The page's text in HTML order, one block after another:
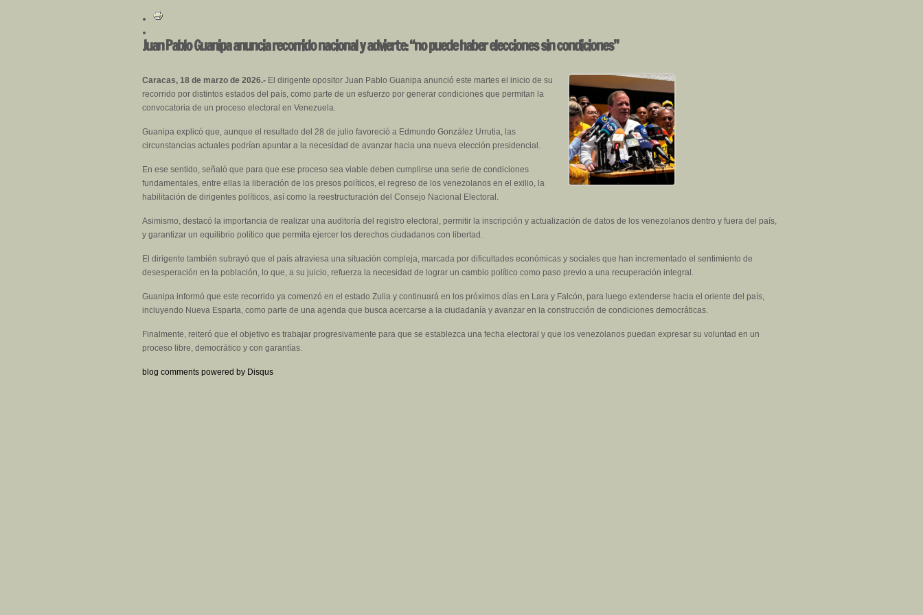
Juan Pablo Guanipa anuncia recorrido nacional y advierte: “no puede haber elecciones sin condiciones”
Caracas, 18 de marzo de 2026.- El dirigente opositor Juan Pablo Guanipa anunció este martes el inicio de su
recorrido por distintos estados del país, como parte de un esfuerzo por generar condiciones que permitan la
convocatoria de un proceso electoral en Venezuela.
Guanipa explicó que, aunque el resultado del 28 de julio favoreció a Edmundo González Urrutia, las
circunstancias actuales podrían apuntar a la necesidad de avanzar hacia una nueva elección presidencial.
En ese sentido, señaló que para que ese proceso sea viable deben cumplirse una serie de condiciones
fundamentales, entre ellas la liberación de los presos políticos, el regreso de los venezolanos en el exilio, la
habilitación de dirigentes políticos, así como la reestructuración del Consejo Nacional Electoral.
Asimismo, destacó la importancia de realizar una auditoría del registro electoral, permitir la inscripción y actualización de datos de los venezolanos dentro y fuera del país,
y garantizar un equilibrio político que permita ejercer los derechos ciudadanos con libertad.
El dirigente también subrayó que el país atraviesa una situación compleja, marcada por dificultades económicas y sociales que han incrementado el sentimiento de
desesperación en la población, lo que, a su juicio, refuerza la necesidad de lograr un cambio político como paso previo a una recuperación integral.
Guanipa informó que este recorrido ya comenzó en el estado Zulia y continuará en los próximos días en Lara y Falcón, para luego extenderse hacia el oriente del país,
incluyendo Nueva Esparta, como parte de una agenda que busca acercarse a la ciudadanía y avanzar en la construcción de condiciones democráticas.
Finalmente, reiteró que el objetivo es trabajar progresivamente para que se establezca una fecha electoral y que los venezolanos puedan expresar su voluntad en un
proceso libre, democrático y con garantías.
blog comments powered by Disqus